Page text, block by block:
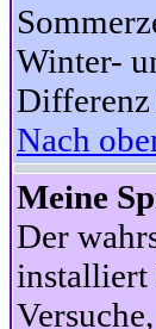
Winter-
Differenz
Nach
Meine
Der
installiert